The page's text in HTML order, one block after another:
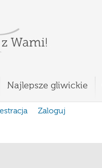
Najlepsze gliwickie
Zaloguj